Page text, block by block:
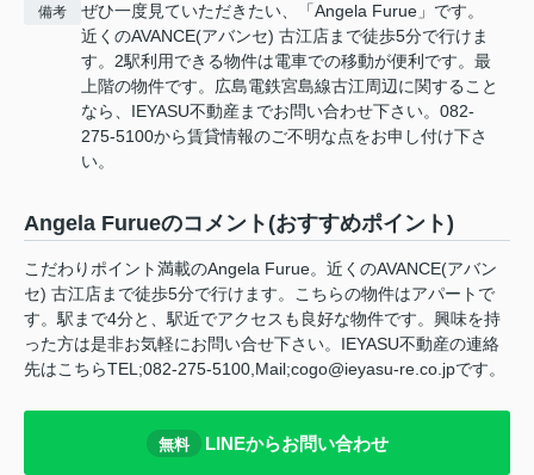
備考
ぜひ一度見ていただきたい、「Angela Furue」です。
近くのAVANCE(アバンセ) 古江店まで徒歩5分で行けま
す。2駅利用できる物件は電車での移動が便利です。最
上階の物件です。広島電鉄宮島線古江周辺に関すること
なら、IEYASU不動産までお問い合わせ下さい。082-
275-5100から賃貸情報のご不明な点をお申し付け下さ
い。
Angela Furueのコメント(おすすめポイント)
こだわりポイント満載のAngela Furue。近くのAVANCE(アバン
セ) 古江店まで徒歩5分で行けます。こちらの物件はアパートで
す。駅まで4分と、駅近でアクセスも良好な物件です。興味を持
った方は是非お気軽にお問い合せ下さい。IEYASU不動産の連絡
先はこちらTEL;082-275-5100,Mail;cogo@ieyasu-re.co.jpです。
無料 LINEからお問い合わせ